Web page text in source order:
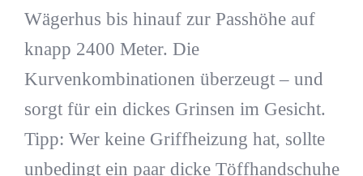
Wägerhus bis hinauf zur Passhöhe auf
knapp 2400 Meter. Die
Kurvenkombinationen überzeugt – und
sorgt für ein dickes Grinsen im Gesicht.
Tipp: Wer keine Griffheizung hat, sollte
unbedingt ein paar dicke Töffhandschuhe